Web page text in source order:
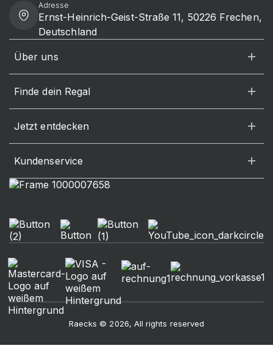
Adresse
Ernst-Heinrich-Geist-Straße 11, 50226 Frechen,
Deutschland
Über uns
Finde dein Regal
Jetzt entdecken
Kundenservice
Raecks © 2026, All rights reserved